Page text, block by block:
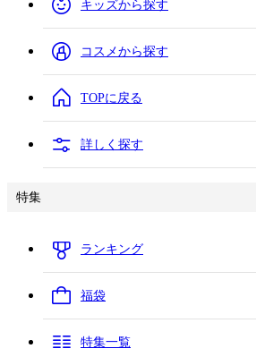
キッズから探す
コスメから探す
TOPに戻る
詳しく探す
特集
ランキング
福袋
特集一覧